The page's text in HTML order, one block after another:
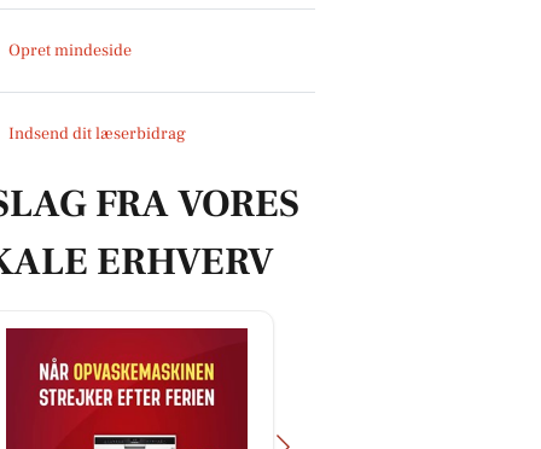
Opret mindeside
Indsend dit læserbidrag
FRA VORES
ERHVERV